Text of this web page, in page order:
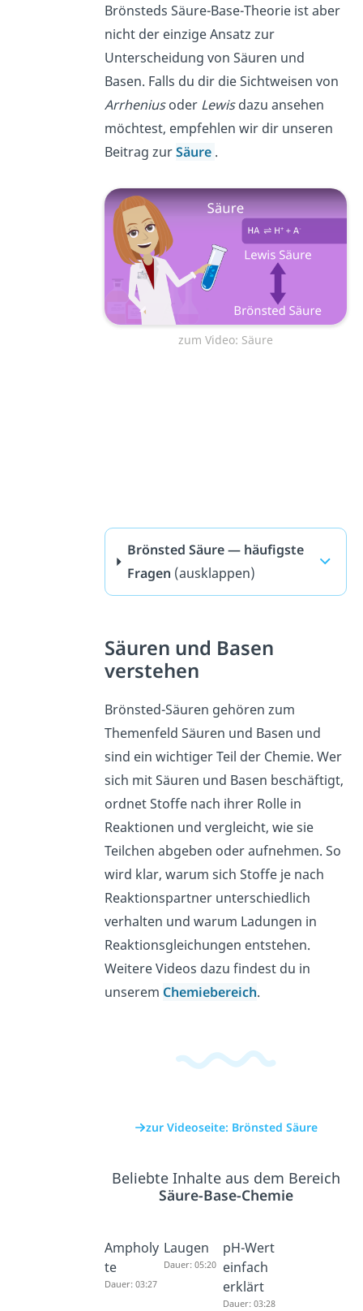
Brönsteds Säure-Base-Theorie ist aber
nicht der einzige Ansatz zur
Unterscheidung von Säuren und
Basen. Falls du dir die Sichtweisen von
Arrheniusoder Lewisdazu ansehen
möchtest, empfehlen wir dir unseren
Beitrag zurSäure .
zum Video: Säure
Brönsted Säure — häufigste
Fragen (ausklappen)
Säuren und Basen
verstehen
Brönsted-Säuren gehören zum
Themenfeld Säuren und Basen und
sind ein wichtiger Teil der Chemie. Wer
sich mit Säuren und Basen beschäftigt,
ordnet Stoffe nach ihrer Rolle in
Reaktionen und vergleicht, wie sie
Teilchen abgeben oder aufnehmen. So
wird klar, warum sich Stoffe je nach
Reaktionspartner unterschiedlich
verhalten und warum Ladungen in
Reaktionsgleichungen entstehen.
Weitere Videos dazu findest du in
unserem Chemiebereich.
zur Videoseite: Brönsted Säure
Beliebte Inhalte aus dem Bereich
Säure-Base-Chemie
Ampholy
te
Dauer: 03:27
Laugen
Dauer: 05:20
pH-Wert
einfach
erklärt
Dauer: 03:28